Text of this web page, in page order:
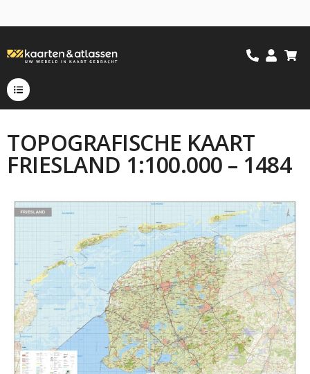
TOPOGRAFISCHE KAART
FRIESLAND 1:100.000 – 1484